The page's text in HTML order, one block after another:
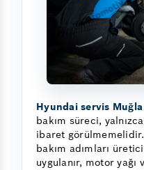
Hyundai servis Muğla
bakım süreci,
ibaret
bakım adımları
uygulanır, motor